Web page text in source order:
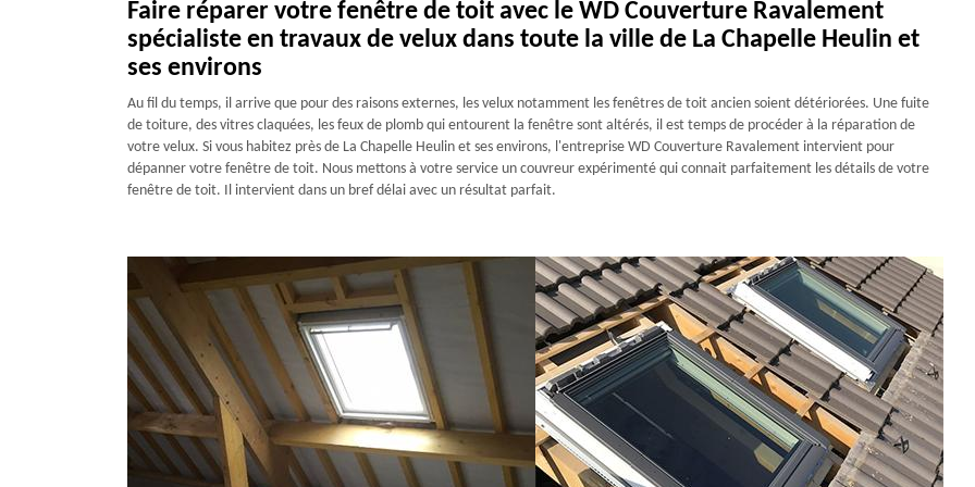
Faire réparer votre fenêtre de toit avec le WD Couverture Ravalement
spécialiste en travaux de velux dans toute la ville de La Chapelle Heulin et
ses environs
Au fil du temps, il arrive que pour des raisons externes, les velux notamment les fenêtres de toit ancien soient détériorées. Une fuite
de toiture, des vitres claquées, les feux de plomb qui entourent la fenêtre sont altérés, il est temps de procéder à la réparation de
votre velux. Si vous habitez près de La Chapelle Heulin et ses environs, l'entreprise WD Couverture Ravalement intervient pour
dépanner votre fenêtre de toit. Nous mettons à votre service un couvreur expérimenté qui connait parfaitement les détails de votre
fenêtre de toit. Il intervient dans un bref délai avec un résultat parfait.